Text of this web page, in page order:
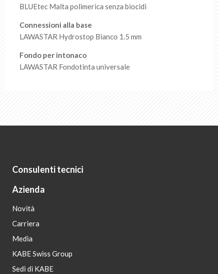
BLUEtec Malta polimerica senza biocidi
Connessioni alla base
LAWASTAR Hydrostop Bianco 1.5 mm
Fondo per intonaco
LAWASTAR Fondotinta universale
Consulenti tecnici
Azienda
Novità
Carriera
Media
KABE Swiss Group
Sedi di KABE